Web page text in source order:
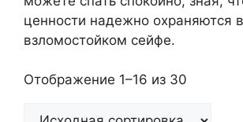
ценности надежно охраняются в
взломостойком сейфе.
Отображение 1–16 из 30